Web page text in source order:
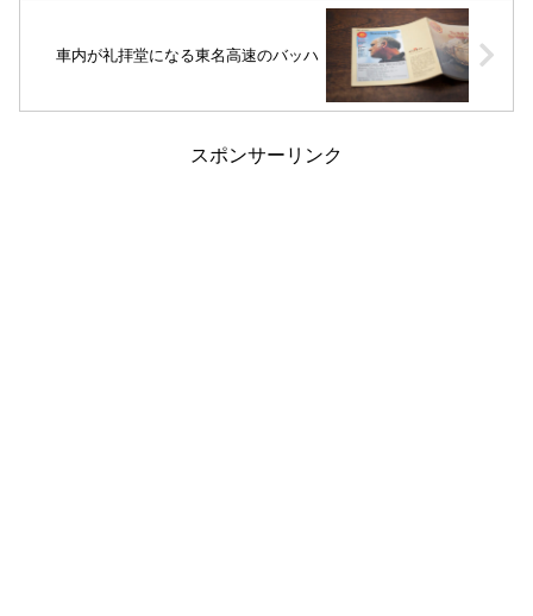
車内が礼拝堂になる東名高速のバッハ
スポンサーリンク